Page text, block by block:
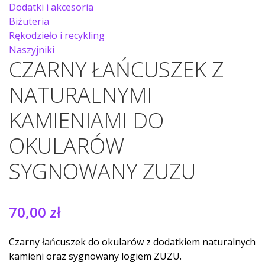
Dodatki i akcesoria
Biżuteria
Rękodzieło i recykling
Naszyjniki
CZARNY ŁAŃCUSZEK Z
NATURALNYMI
KAMIENIAMI DO
OKULARÓW
SYGNOWANY ZUZU
70,00 zł
Czarny łańcuszek do okularów z dodatkiem naturalnych
kamieni oraz sygnowany logiem ZUZU.